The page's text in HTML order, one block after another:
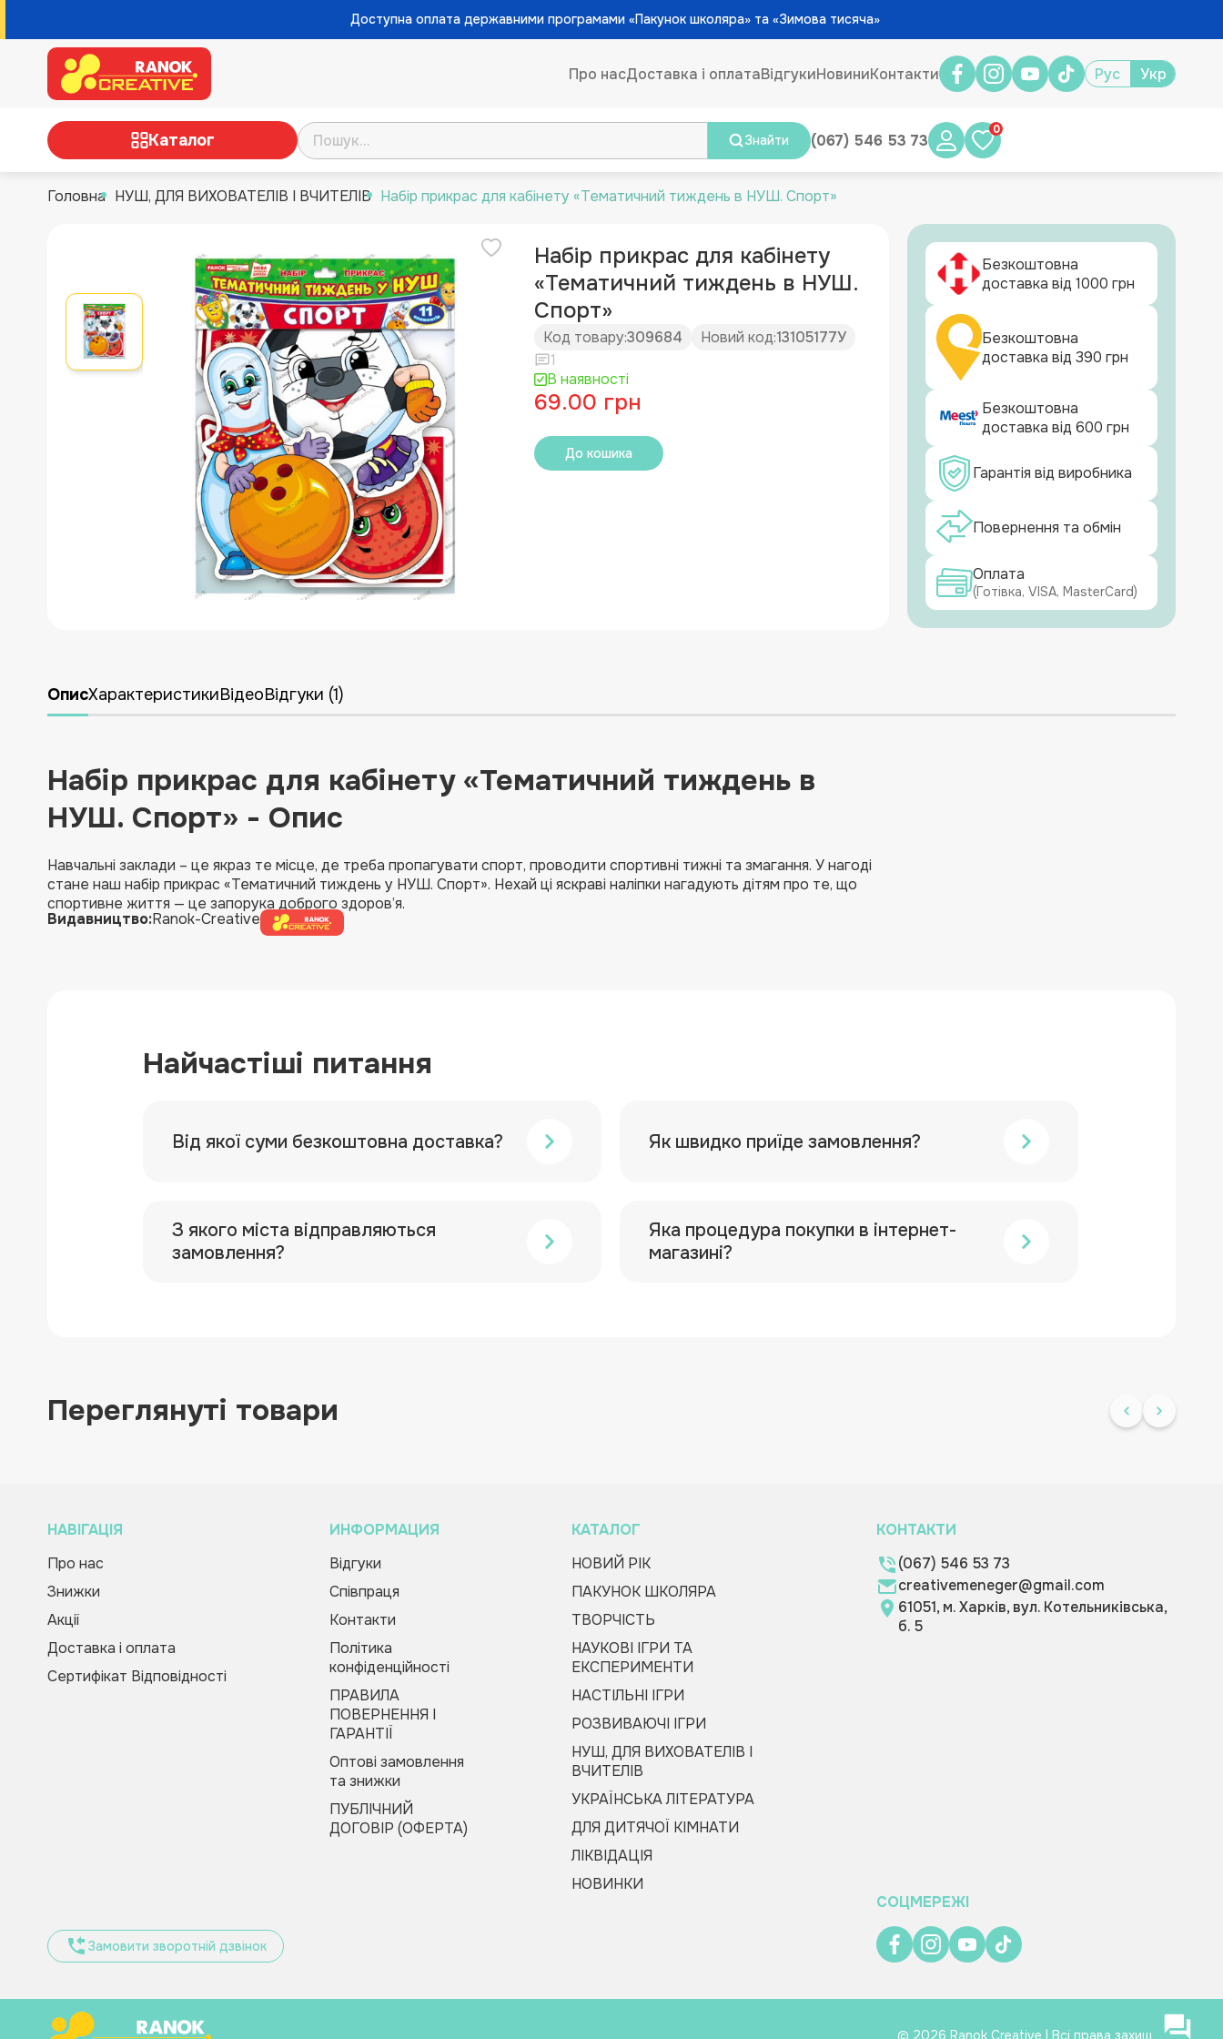
Доступна оплата державними програмами «Пакунок школяра» та «Зимова тисяча»
Про насДоставка і оплатаВідгукиНовиниКонтакти Рус Укр
Каталог
ТВОРЧІСТЬ
РОЗВИВАЮЧІ ІГРИ
НУШ, ДЛЯ ВИХОВАТЕЛІВ І
УКРАЇНСЬКА ЛІТЕРАТУРА
ДЛЯ ДИТЯЧОЇ КІМНАТИ
Знайти (067) 546 53 73
0
Головна НУШ, ДЛЯ ВИХОВАТЕЛІВ І ВЧИТЕЛІВ Набір прикрас для кабінету «Тематичний тиждень в НУШ. Спорт»
Набір прикрас для кабінету
«Тематичний тиждень в НУШ.
Спорт»
Код товару:309684 Новий код:13105177У
1
В наявності
69.00 грн
До кошика
Безкоштовна
доставка від 1000 грн
Безкоштовна
доставка від 390 грн
Безкоштовна
доставка від 600 грн
Гарантія від виробника
Повернення та обмін
Оплата
(Готівка, VISA, MasterCard)
ОписХарактеристикиВідеоВідгуки (1)
Набір прикрас для кабінету «Тематичний тиждень в
НУШ. Спорт» - Опис
Навчальні заклади – це якраз те місце, де треба пропагувати спорт, проводити спортивні тижні та змагання. У нагоді
стане наш набір прикрас «Тематичний тиждень у НУШ. Спорт». Нехай ці яскраві наліпки нагадують дітям про те, що
спортивне життя — це запорука доброго здоров’я.
Видавництво:Ranok-Creative
Найчастіші питання
Від якої суми безкоштовна доставка?
З якого міста відправляються
замовлення?
Як швидко приїде замовлення?
Яка процедура покупки в інтернет-
магазині?
Переглянуті товари
Вас вітає Ranok
Creative Team!
Зателефонуйте
«Тематичний тиждень в НУШ.
Купити в 1 клік
Будь-ласка, заповніть форму, і ми вам
НАВІГАЦІЯ
Про нас
Знижки
Акції
Доставка і оплата
Сертифікат Відповідності
ИНФОРМАЦИЯ
Відгуки
Співпраця
Контакти
Політика
конфіденційності
ПРАВИЛА
ПОВЕРНЕННЯ І
ГАРАНТІЇ
Оптові замовлення
та знижки
ПУБЛІЧНИЙ
ДОГОВІР (ОФЕРТА)
КАТАЛОГ
НОВИЙ РІК
ПАКУНОК ШКОЛЯРА
ТВОРЧІСТЬ
НАУКОВІ ІГРИ ТА
ЕКСПЕРИМЕНТИ
НАСТІЛЬНІ ІГРИ
РОЗВИВАЮЧІ ІГРИ
НУШ, ДЛЯ ВИХОВАТЕЛІВ І
ВЧИТЕЛІВ
УКРАЇНСЬКА ЛІТЕРАТУРА
ДЛЯ ДИТЯЧОЇ КІМНАТИ
ЛІКВІДАЦІЯ
НОВИНКИ
КОНТАКТИ
(067) 546 53 73
creativemeneger@gmail.com
61051, м. Харків, вул. Котельниківська,
б. 5
Замовити зворотній дзвінок
СОЦМЕРЕЖІ
© 2026 Ranok Creative | Всі права захищено